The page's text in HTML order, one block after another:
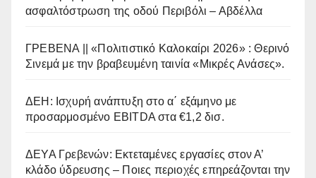
ασφαλτόστρωση της οδού Περιβόλι – Αβδέλλα
ΓΡΕΒΕΝΑ || «Πολιτιστικό Καλοκαίρι 2026» : Θερινό
Σινεμά με την βραβευμένη ταινία «Μικρές Ανάσες».
ΔΕΗ: Ισχυρή ανάπτυξη στο α΄ εξάμηνο με
προσαρμοσμένο EBITDA στα €1,2 δισ.
ΔΕΥΑ Γρεβενών: Εκτεταμένες εργασίες στον Α’
κλάδο ύδρευσης – Ποιες περιοχές επηρεάζονται την